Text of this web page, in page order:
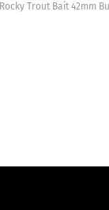
Rocky Trout Bait 42mm